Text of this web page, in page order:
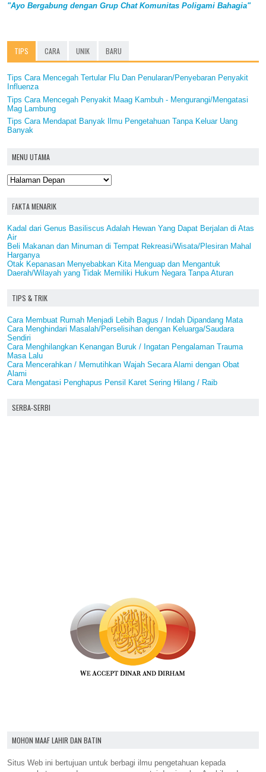
"Ayo Bergabung dengan Grup Chat Komunitas Poligami Bahagia"
TIPS CARA UNIK BARU
Tips Cara Mencegah Tertular Flu Dan Penularan/Penyebaran Penyakit
Influenza
Tips Cara Mencegah Penyakit Maag Kambuh - Mengurangi/Mengatasi
Mag Lambung
Tips Cara Mendapat Banyak Ilmu Pengetahuan Tanpa Keluar Uang
Banyak
MENU UTAMA
FAKTA MENARIK
Kadal dari Genus Basiliscus Adalah Hewan Yang Dapat Berjalan di Atas
Air
Beli Makanan dan Minuman di Tempat Rekreasi/Wisata/Plesiran Mahal
Harganya
Otak Kepanasan Menyebabkan Kita Menguap dan Mengantuk
Daerah/Wilayah yang Tidak Memiliki Hukum Negara Tanpa Aturan
TIPS & TRIK
Cara Membuat Rumah Menjadi Lebih Bagus / Indah Dipandang Mata
Cara Menghindari Masalah/Perselisihan dengan Keluarga/Saudara
Sendiri
Cara Menghilangkan Kenangan Buruk / Ingatan Pengalaman Trauma
Masa Lalu
Cara Mencerahkan / Memutihkan Wajah Secara Alami dengan Obat
Alami
Cara Mengatasi Penghapus Pensil Karet Sering Hilang / Raib
SERBA-SERBI
MOHON MAAF LAHIR DAN BATIN
Situs Web ini bertujuan untuk berbagi ilmu pengetahuan kepada